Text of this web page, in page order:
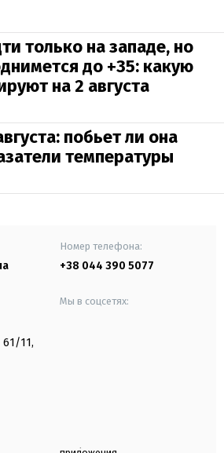
только на западе, но
до +35: какую
на 2 августа
побьет ли она
температуры
Номер телефона:
+38 044 390 5077
61/11,
Мы в соцсетях: